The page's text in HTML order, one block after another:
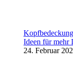
Ideen für mehr
24. Februar